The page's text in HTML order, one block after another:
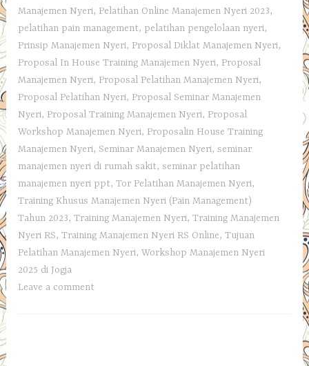
Manajemen Nyeri, Pelatihan Online Manajemen Nyeri 2023,
pelatihan pain management, pelatihan pengelolaan nyeri,
Prinsip Manajemen Nyeri, Proposal Diklat Manajemen Nyeri,
Proposal In House Training Manajemen Nyeri, Proposal
Manajemen Nyeri, Proposal Pelatihan Manajemen Nyeri,
Proposal Pelatihan Nyeri, Proposal Seminar Manajemen
Nyeri, Proposal Training Manajemen Nyeri, Proposal
Workshop Manajemen Nyeri, Proposalin House Training
Manajemen Nyeri, Seminar Manajemen Nyeri,seminar
manajemen nyeri di rumah sakit,seminar pelatihan
manajemen nyeri ppt,Tor Pelatihan Manajemen Nyeri,
Training Khusus Manajemen Nyeri (Pain Management)
Tahun 2023,Training Manajemen Nyeri,Training Manajemen
Nyeri RS,Training Manajemen Nyeri RS Online,Tujuan
Pelatihan Manajemen Nyeri,Workshop Manajemen Nyeri
2025 di Jogja
Leave a comment